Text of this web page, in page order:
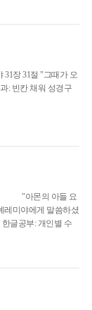
31장 31절 "그때가 오
: 빈칸 채워 성경구
절 "아몬의 아들 요
미야에게 말씀하셨
글공부: 개인별 수